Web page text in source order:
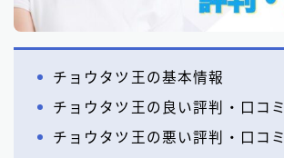
チョウタツ王の基本情報
チョウタツ王の良い評判・口コミ
チョウタツ王の悪い評判・口コミ